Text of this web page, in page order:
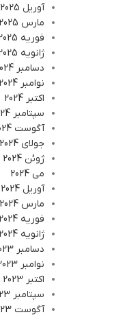
آوریل 2025
مارس 2025
فوریه 2025
ژانویه 2025
دسامبر 2024
نوامبر 2024
اکتبر 2024
سپتامبر 2024
آگوست 2024
جولای 2024
ژوئن 2024
می 2024
آوریل 2024
مارس 2024
فوریه 2024
ژانویه 2024
دسامبر 2023
نوامبر 2023
اکتبر 2023
سپتامبر 2023
آگوست 2023